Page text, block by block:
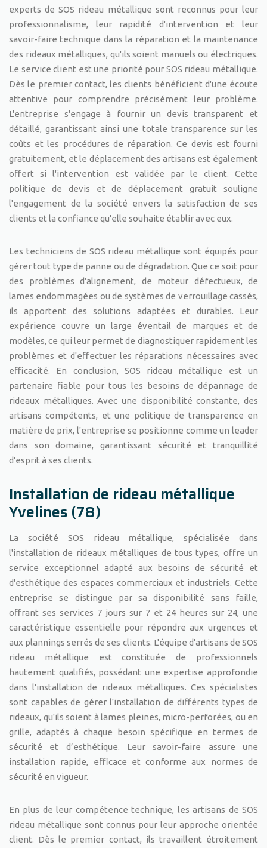
experts de SOS rideau métallique sont reconnus pour leur
professionnalisme, leur rapidité d'intervention et leur
savoir-faire technique dans la réparation et la maintenance
des rideaux métalliques, qu'ils soient manuels ou électriques.
Le service client est une priorité pour SOS rideau métallique.
Dès le premier contact, les clients bénéficient d'une écoute
attentive pour comprendre précisément leur problème.
L'entreprise s'engage à fournir un devis transparent et
détaillé, garantissant ainsi une totale transparence sur les
coûts et les procédures de réparation. Ce devis est fourni
gratuitement, et le déplacement des artisans est également
offert si l'intervention est validée par le client. Cette
politique de devis et de déplacement gratuit souligne
l'engagement de la société envers la satisfaction de ses
clients et la confiance qu'elle souhaite établir avec eux.
Les techniciens de SOS rideau métallique sont équipés pour
gérer tout type de panne ou de dégradation. Que ce soit pour
des problèmes d'alignement, de moteur défectueux, de
lames endommagées ou de systèmes de verrouillage cassés,
ils apportent des solutions adaptées et durables. Leur
expérience couvre un large éventail de marques et de
modèles, ce qui leur permet de diagnostiquer rapidement les
problèmes et d'effectuer les réparations nécessaires avec
efficacité. En conclusion, SOS rideau métallique est un
partenaire fiable pour tous les besoins de dépannage de
rideaux métalliques. Avec une disponibilité constante, des
artisans compétents, et une politique de transparence en
matière de prix, l'entreprise se positionne comme un leader
dans son domaine, garantissant sécurité et tranquillité
d'esprit à ses clients.
Installation de rideau métallique
Yvelines (78)
La société SOS rideau métallique, spécialisée dans
l'installation de rideaux métalliques de tous types, offre un
service exceptionnel adapté aux besoins de sécurité et
d'esthétique des espaces commerciaux et industriels. Cette
entreprise se distingue par sa disponibilité sans faille,
offrant ses services 7 jours sur 7 et 24 heures sur 24, une
caractéristique essentielle pour répondre aux urgences et
aux plannings serrés de ses clients. L'équipe d'artisans de SOS
rideau métallique est constituée de professionnels
hautement qualifiés, possédant une expertise approfondie
dans l'installation de rideaux métalliques. Ces spécialistes
sont capables de gérer l'installation de différents types de
rideaux, qu'ils soient à lames pleines, micro-perforées, ou en
grille, adaptés à chaque besoin spécifique en termes de
sécurité et d’esthétique. Leur savoir-faire assure une
installation rapide, efficace et conforme aux normes de
sécurité en vigueur.
En plus de leur compétence technique, les artisans de SOS
rideau métallique sont connus pour leur approche orientée
client. Dès le premier contact, ils travaillent étroitement